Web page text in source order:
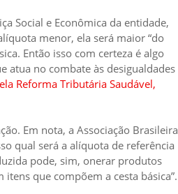
Social e Econômica da entidade,
menor, ela será maior “do
Então isso com certeza é algo
atua no combate às desigualdades
Reforma Tributária Saudável,
Em nota, a Associação Brasileira
qual será a alíquota de referência
pode, sim, onerar produtos
que compõem a cesta básica”.